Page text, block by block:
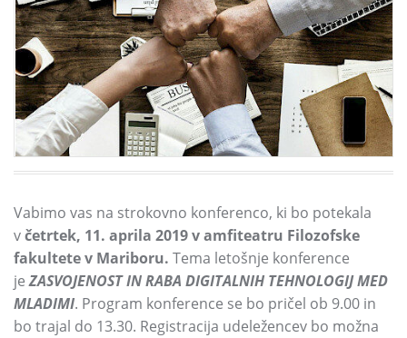
Vabimo vas na strokovno konferenco, ki bo potekala
včetrtek, 11. aprila 2019 v amfiteatru Filozofske
fakultete v Mariboru. Tema letošnje konference
jeZASVOJENOST IN RABA DIGITALNIH TEHNOLOGIJ MED
MLADIMI. Program konference se bo pričel ob 9.00 in
bo trajal do 13.30. Registracija udeležencev bo možna